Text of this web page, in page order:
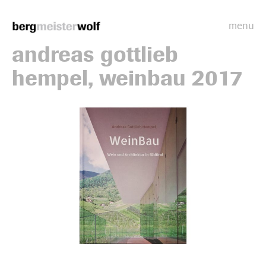
menu
andreas gottlieb
hempel, weinbau 2017